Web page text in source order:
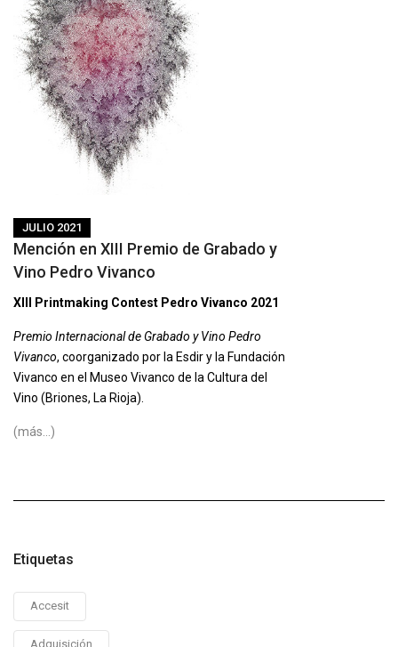
JULIO 2021
Mención en XIII Premio de Grabado y
Vino Pedro Vivanco
XIII Printmaking Contest Pedro Vivanco 2021
Premio Internacional de Grabado y Vino Pedro
Vivanco, coorganizado por la Esdir y la Fundación
Vivanco en el Museo Vivanco de la Cultura del
Vino (Briones, La Rioja).
(más…)
Etiquetas
Accesit
Adquisición